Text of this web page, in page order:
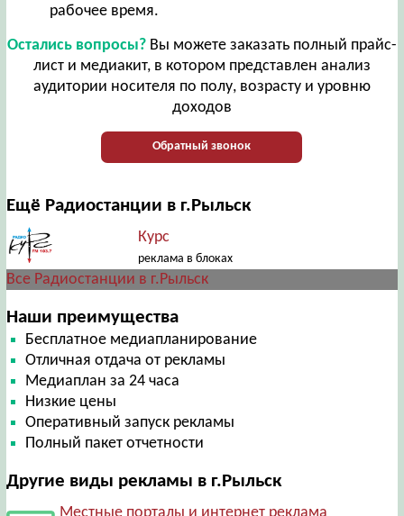
рабочее время.
Остались вопросы?Вы можете заказать полный прайс-
лист и медиакит, в котором представлен анализ
аудитории носителя по полу, возрасту и уровню
доходов
Обратный звонок
Ещё Радиостанции в г.Рыльск
Курс
реклама в блоках
Все Радиостанции в г.Рыльск
Наши преимущества
Бесплатное медиапланирование
Отличная отдача от рекламы
Медиаплан за 24 часа
Низкие цены
Оперативный запуск рекламы
Полный пакет отчетности
Другие виды рекламы в г.Рыльск